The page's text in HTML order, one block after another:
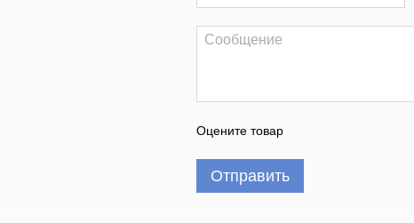
Оцените товар
Отправить